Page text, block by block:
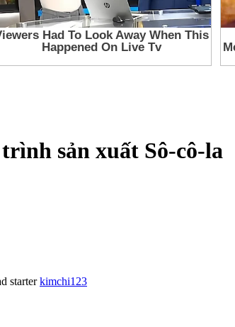
sản xuất Sô-cô-la
starter kimchi123